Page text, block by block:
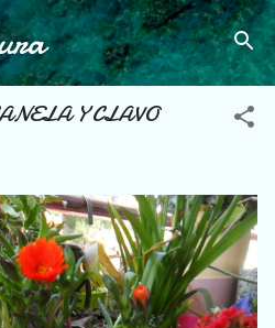
principal
Y CLAVO